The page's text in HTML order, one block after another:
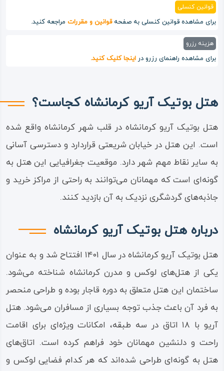
قوانین کنسلی
برای مشاهده قوانین کنسلی به صفحهقوانین و مقررات مراجعه کنید.
هزینه رزرو
برای مشاهده راهنمای رزرو در اینجا کلیک کنید.
هتل بوتیک آریو کرمانشاه کجاست؟
هتل بوتیک آریو کرمانشاه در قلب شهر کرمانشاه واقع شده
است. این هتل در خیابان شریعتی قراردارد و دسترسی آسانی
به سایر نقاط مهم شهر دارد. موقعیت جغرافیایی این هتل به
گونه‌ای است که مهمانان می‌توانند به راحتی از مراکز خرید و
جاذبه‌های گردشگری نزدیک به آن بازدید کنند.
درباره هتل بوتیک آریو کرمانشاه
هتل بوتیک آریو کرمانشاه در سال ۱۴۰۱ افتتاح شد و به عنوان
یکی از هتل‌های لوکس و مدرن کرمانشاه شناخته می‌شود.
ساختمان این هتل متعلق به دوره قاجار بوده و طراحی منحصر
به فرد آن باعث جذب توجه بسیاری از مسافران می‌شود. هتل
آریو با ۱۸ اتاق در سه طبقه، امکانات ویژه‌ای برای اقامت
راحت و دلنشین مهمانان خود فراهم کرده است. اتاق‌های
هتل به گونه‌ای طراحی شده‌اند که هر کدام فضایی لوکس و